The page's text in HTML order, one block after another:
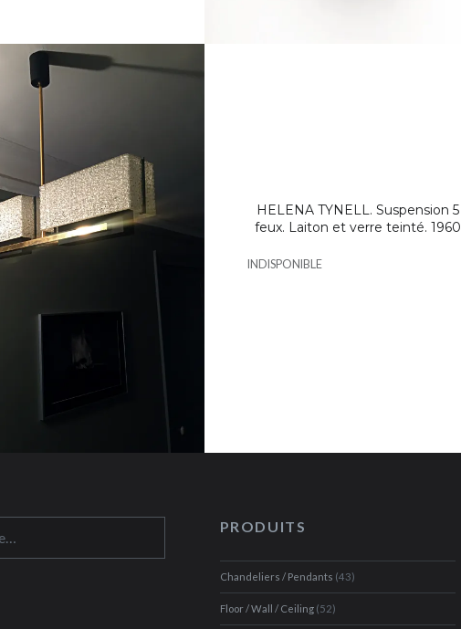
HELENA TYNELL. Suspension 5
feux. Laiton et verre teinté. 1960
INDISPONIBLE
PRODUITS
Chandeliers / Pendants (43)
Floor / Wall / Ceiling(52)